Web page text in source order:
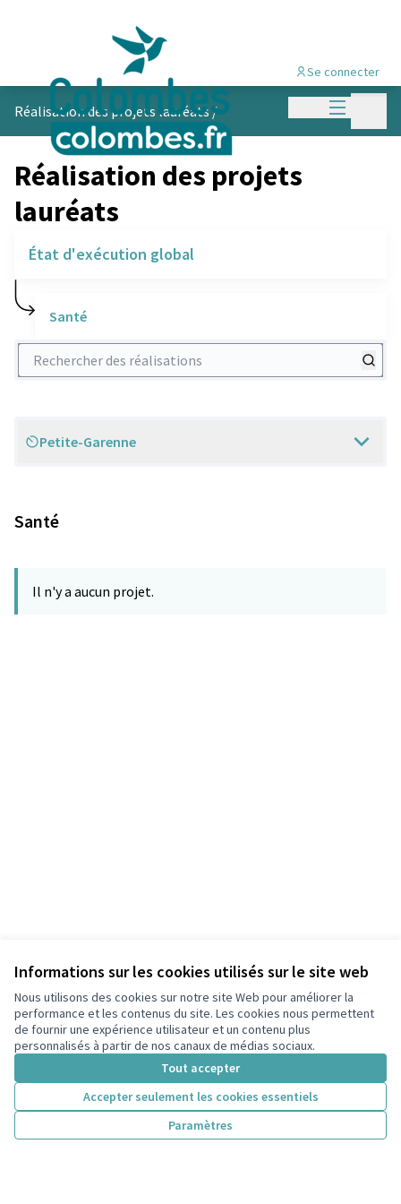
Informations sur les cookies utilisés sur le site web
Nous utilisons des cookies sur notre site Web pour améliorer la
performance et les contenus du site. Les cookies nous permettent
de fournir une expérience utilisateur et un contenu plus
personnalisés à partir de nos canaux de médias sociaux.
Tout accepter
Accepter seulement les cookies essentiels
Paramètres
Menu
Se connecter
Réalisation des projets lauréats /
Réalisation des projets
lauréats
État d'exécution global
Santé
Rechercher des réalisations
Scope
Petite-Garenne
Santé
Il n'y a aucun projet.